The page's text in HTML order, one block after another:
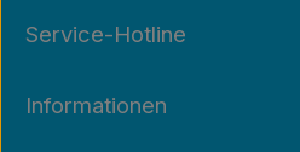
Service-Hotline
Informationen